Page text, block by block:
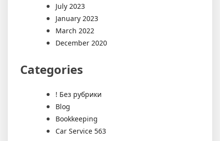
July 2023
January 2023
March 2022
December 2020
Categories
! Без рубрики
Blog
Bookkeeping
Car Service 563